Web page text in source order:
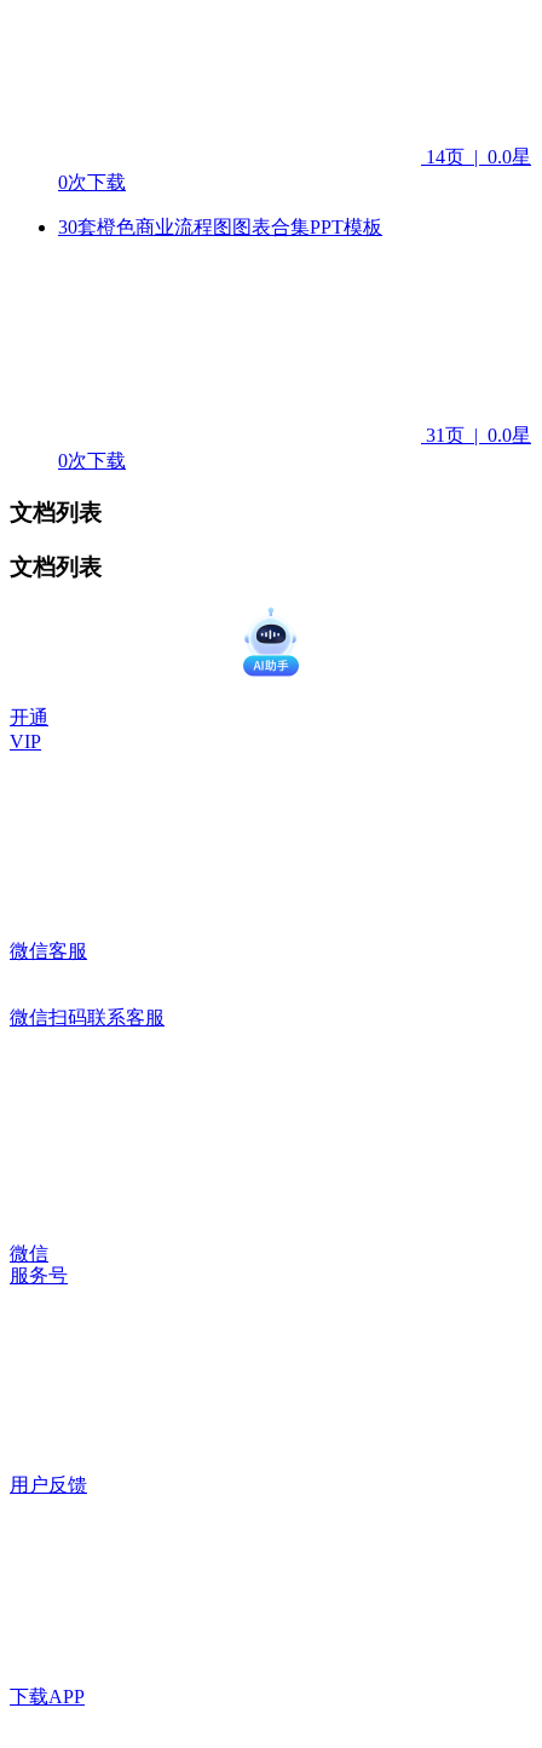
14页 | 0.0星
0次下载
30套橙色商业流程图图表合集PPT模板
31页 | 0.0星
0次下载
文档列表
文档列表
开通
VIP
微信客服
微信扫码联系客服
微信
服务号
用户反馈
下载APP